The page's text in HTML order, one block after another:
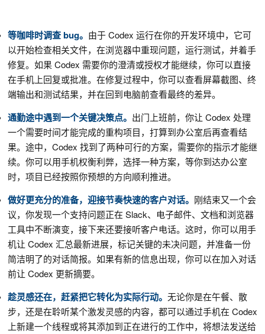
等咖啡时调查 bug。 由于 Codex 运行在你的开发环境中，它可
以开始检查相关文件，在浏览器中重现问题，运行测试，并着手
修复。如果 Codex 需要你的澄清或授权才能继续，你可以直接
在手机上回复或批准。在修复过程中，你可以查看屏幕截图、终
端输出和测试结果，并在回到电脑前查看最终的差异。
通勤途中遇到一个关键决策点。 出门上班前，你让 Codex 处理
一个需要时间才能完成的重构项目，打算到办公室后再查看结
果。途中，Codex 找到了两种可行的方案，需要你的指示才能继
续。你可以用手机权衡利弊，选择一种方案，等你到达办公室
时，项目已经按照你预想的方向顺利推进。
做好更充分的准备，迎接节奏快速的客户对话。 刚结束又一个会
议，你发现一个支持问题正在 Slack、电子邮件、文档和浏览器
工具中不断演变，接下来还要接听客户电话。这时，你可以用手
机让 Codex 汇总最新进展，标记关键的未决问题，并准备一份
简洁明了的对话简报。如果有新的信息出现，你可以在加入对话
前让 Codex 更新摘要。
趁灵感还在，赶紧把它转化为实际行动。 无论你是在午餐、散
步，还是在聆听某个激发灵感的内容，都可以通过手机在 Codex
上新建一个线程或将其添加到正在进行的工作中，将想法发送给